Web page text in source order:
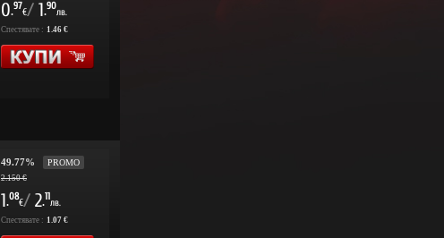
0.97
€/ 1.90
лв.
Спестявате : 1.46 €
49.77% PROMO
2.150 €
1.08
€/ 2.11
лв.
Спестявате : 1.07 €